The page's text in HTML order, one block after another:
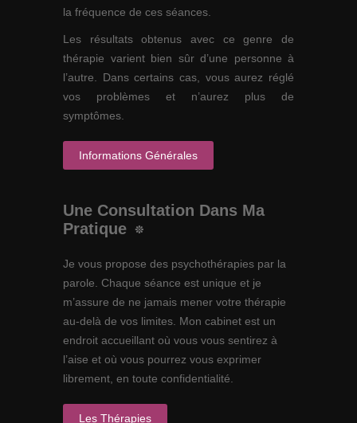
la fréquence de ces séances.
Les résultats obtenus avec ce genre de
thérapie varient bien sûr d’une personne à
l’autre. Dans certains cas, vous aurez réglé
vos problèmes et n’aurez plus de
symptômes.
Informations Générales
Une Consultation Dans Ma
Pratique
Je vous propose des psychothérapies par la
parole. Chaque séance est unique et je
m’assure de ne jamais mener votre thérapie
au-delà de vos limites. Mon cabinet est un
endroit accueillant où vous vous sentirez à
l’aise et où vous pourrez vous exprimer
librement, en toute confidentialité.
Les Thérapies